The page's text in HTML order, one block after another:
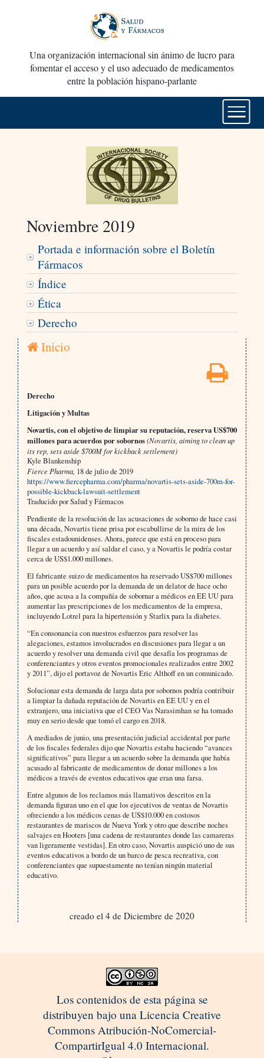
Una organización internacional sin ánimo de lucro para
fomentar el acceso y el uso adecuado de medicamentos
entre la población hispano-parlante
Noviembre 2019
Portada e información sobre el Boletín
Fármacos
Índice
Ética
Derecho
Inicio
Derecho
Litigación y Multas
Novartis, con el objetivo de limpiar su reputación, reserva US$700
millones para acuerdos por sobornos(Novartis, aiming to clean up
its rep, sets aside $700M for kickback settlement)
Kyle Blankenship
Fierce Pharma, 18 de julio de 2019
https://www.fiercepharma.com/pharma/novartis-sets-aside-700m-for-
possible-kickback-lawsuit-settlement
Traducido por Salud y Fármacos
Pendiente de la resolución de las acusaciones de soborno de hace casi
una década, Novartis tiene prisa por escabullirse de la mira de los
fiscales estadounidenses. Ahora, parece que está en proceso para
llegar a un acuerdo y así saldar el caso, y a Novartis le podría costar
cerca de US$1.000 millones.
El fabricante suizo de medicamentos ha reservado US$700 millones
para un posible acuerdo por la demanda de un delator de hace ocho
años, que acusa a la compañía de sobornar a médicos en EE UU para
aumentar las prescripciones de los medicamentos de la empresa,
incluyendo Lotrel para la hipertensión y Starlix para la diabetes.
“En consonancia con nuestros esfuerzos para resolver las
alegaciones, estamos involucrados en discusiones para llegar a un
acuerdo y resolver una demanda civil que desafía los programas de
conferenciantes y otros eventos promocionales realizados entre 2002
y 2011”, dijo el portavoz de Novartis Eric Althoff en un comunicado.
Solucionar esta demanda de larga data por sobornos podría contribuir
a limpiar la dañada reputación de Novartis en EE UU y en el
extranjero, una iniciativa que el CEO Vas Narasimhan se ha tomado
muy en serio desde que tomó el cargo en 2018.
A mediados de junio, una presentación judicial accidental por parte
de los fiscales federales dijo que Novartis estaba haciendo “avances
significativos” para llegar a un acuerdo sobre la demanda que había
acusado al fabricante de medicamentos de donar millones a los
médicos a través de eventos educativos que eran una farsa.
Entre algunos de los reclamos más llamativos descritos en la
demanda figuran uno en el que los ejecutivos de ventas de Novartis
ofreciendo a los médicos cenas de US$10.000 en costosos
restaurantes de mariscos de Nueva York y otro que describe noches
salvajes en Hooters [una cadena de restaurantes donde las camareras
van ligeramente vestidas]. En otro caso, Novartis auspició uno de sus
eventos educativos a bordo de un barco de pesca recreativa, con
conferenciantes que supuestamente no tenían ningún material
educativo.
creado el 4 de Diciembre de 2020
Los contenidos de esta página se
distribuyen bajo una Licencia Creative
Commons Atribución-NoComercial-
CompartirIgual 4.0 Internacional.